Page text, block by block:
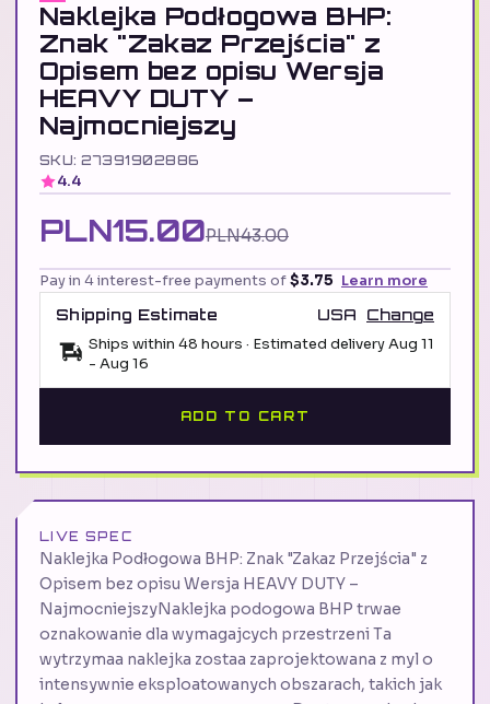
Naklejka Podłogowa BHP:
Znak "Zakaz Przejścia" z
Opisem bez opisu Wersja
HEAVY DUTY –
Najmocniejszy
SKU: 27391902886
4.4
PLN15.00PLN43.00
Pay in 4 interest-free payments of$3.75 Learn more
Shipping Estimate
USA
Change
Ships within 48 hours · Estimated deliveryAug 11
- Aug 16
ADD TO CART
LIVE SPEC
Naklejka Podłogowa BHP: Znak "Zakaz Przejścia" z
Opisem bez opisu Wersja HEAVY DUTY –
NajmocniejszyNaklejka podogowa BHP trwae
oznakowanie dla wymagajcych przestrzeni Ta
wytrzymaa naklejka zostaa zaprojektowana z myl o
intensywnie eksploatowanych obszarach, takich jak